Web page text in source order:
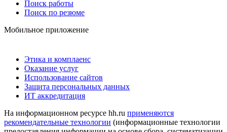
Поиск работы
Поиск по резюме
Мобильное приложение
Этика и комплаенс
Оказание услуг
Использование сайтов
Защита персональных данных
ИТ аккредитация
На информационном ресурсе hh.ru применяются
рекомендательные технологии (информационные технологии